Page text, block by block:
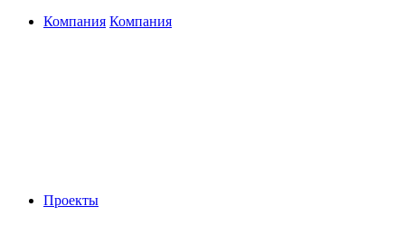
Компания Компания
Проекты